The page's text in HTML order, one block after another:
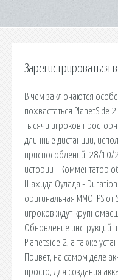
Зарегистрироваться
В чем заключаются
похвастаться PlanetSide
тысячи игроков
длинные дистанции,
приспособлений. 28/10/
истории - Комментатор
Шахида Оулада -
оригинальная MMOFPS
игроков ждут
Обновление инструкций
Planetside 2, а также
Привет, на самом деле
просто, для создания